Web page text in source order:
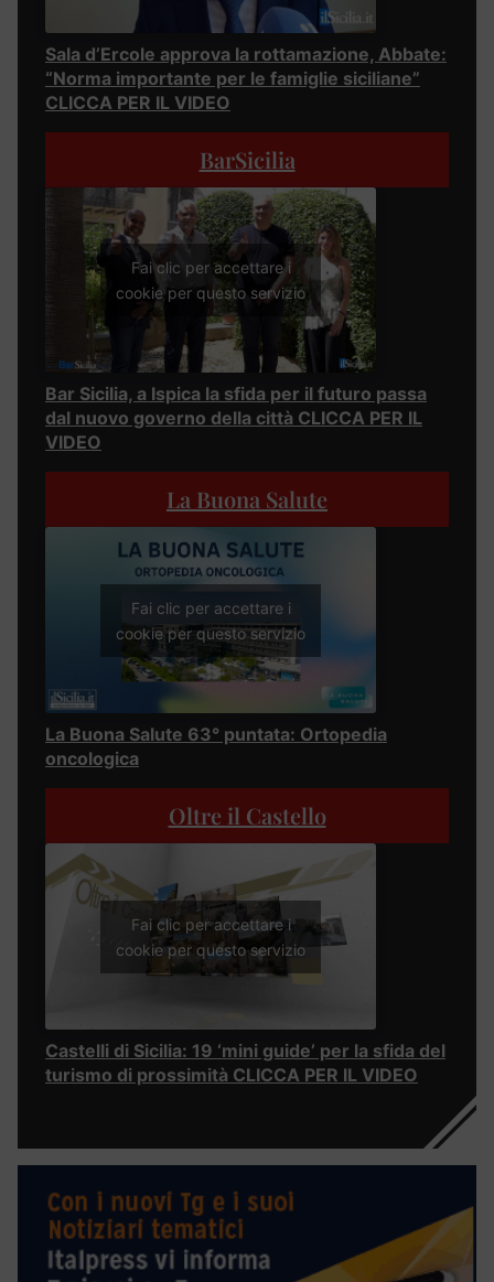
Sala d’Ercole approva la rottamazione, Abbate:
“Norma importante per le famiglie siciliane”
CLICCA PER IL VIDEO
BarSicilia
Fai clic per accettare i
cookie per questo servizio
Bar Sicilia, a Ispica la sfida per il futuro passa
dal nuovo governo della città CLICCA PER IL
VIDEO
La Buona Salute
Fai clic per accettare i
cookie per questo servizio
La Buona Salute 63° puntata: Ortopedia
oncologica
Oltre il Castello
Fai clic per accettare i
cookie per questo servizio
Castelli di Sicilia: 19 ‘mini guide’ per la sfida del
turismo di prossimità CLICCA PER IL VIDEO